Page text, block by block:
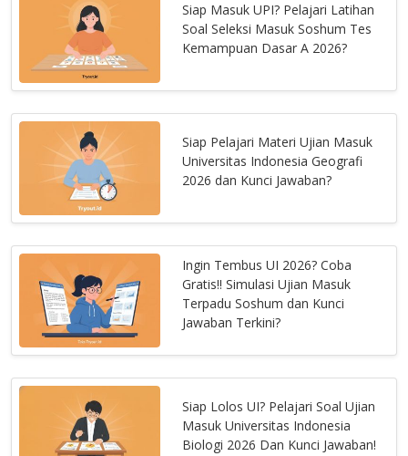
Siap Masuk UPI? Pelajari Latihan
Soal Seleksi Masuk Soshum Tes
Kemampuan Dasar A 2026?
Siap Pelajari Materi Ujian Masuk
Universitas Indonesia Geografi
2026 dan Kunci Jawaban?
Ingin Tembus UI 2026? Coba
Gratis!! Simulasi Ujian Masuk
Terpadu Soshum dan Kunci
Jawaban Terkini?
Siap Lolos UI? Pelajari Soal Ujian
Masuk Universitas Indonesia
Biologi 2026 Dan Kunci Jawaban!